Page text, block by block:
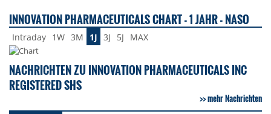
INNOVATION PHARMACEUTICALS CHART - 1 JAHR - NASO
Intraday 1W 3M 1J 3J 5J MAX
NACHRICHTEN ZU INNOVATION PHARMACEUTICALS INC
REGISTERED SHS
mehr Nachrichten